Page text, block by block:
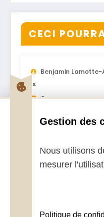
CECI
Benjamin Lamotte-
Is
0
Gestion des
Nous utilisons
mesurer
Politique de